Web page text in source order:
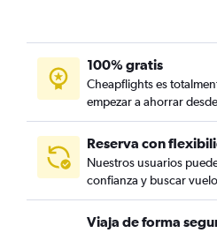
100% gratis
Cheapflights es
empezar a ahorrar
Reserva con
Nuestros usuarios
confianza y buscar
Viaja de forma